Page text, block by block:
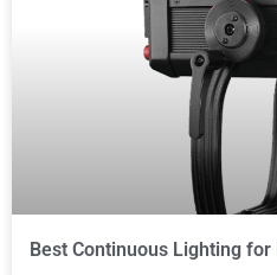
Best Continuous Lighting